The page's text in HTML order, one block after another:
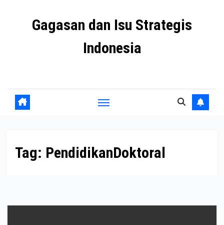
Gagasan dan Isu Strategis
Indonesia
Tag: PendidikanDoktoral